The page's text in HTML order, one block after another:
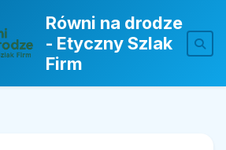
Równi na drodze
- Etyczny Szlak
Firm